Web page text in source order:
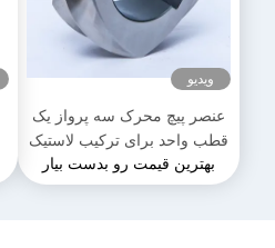
ویدیو
عنصر پیچ محرک سه پرواز یک
قطب واحد برای ترکیب لاستیک
پلاستیکی
بهترین قیمت رو بدست بیار